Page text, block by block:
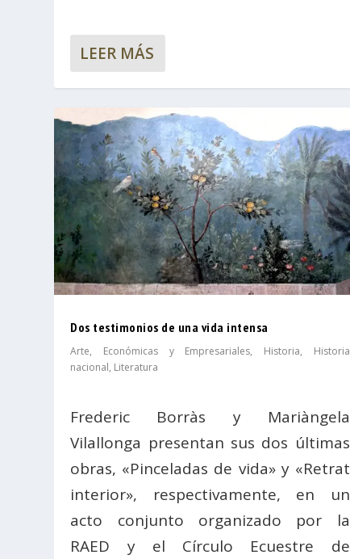
LEER MÁS
Dos testimonios de una vida intensa
Arte, Económicas y Empresariales, Historia, Historia
nacional, Literatura
Frederic Borràs y Mariàngela
Vilallonga presentan sus dos últimas
obras, «Pinceladas de vida» y «Retrat
interior», respectivamente, en un
acto conjunto organizado por la
RAED y el Círculo Ecuestre de